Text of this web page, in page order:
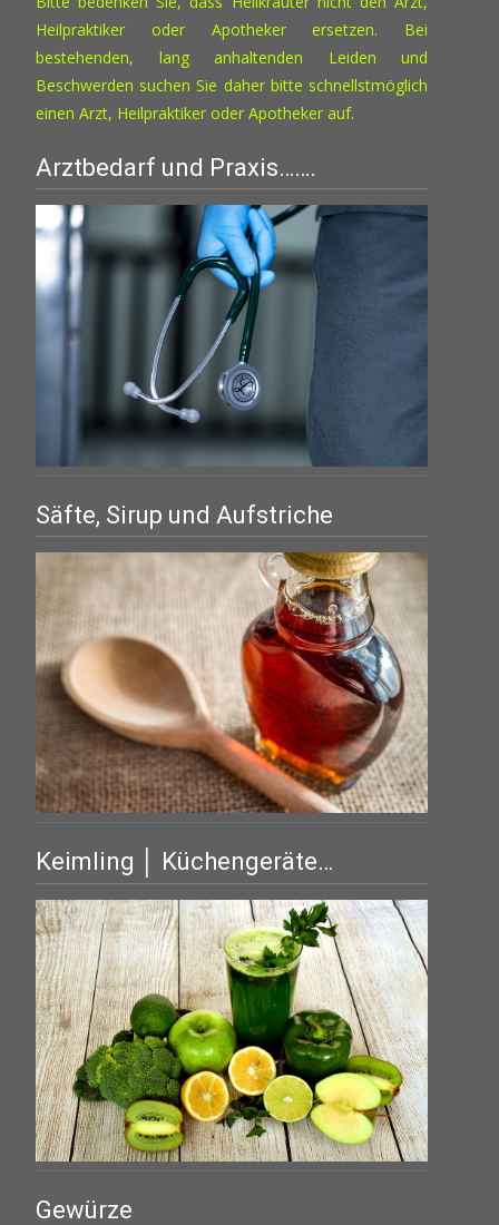
der
werden
Heilpraktiker oder Apotheker ersetzen. Bei
bestehenden, lang anhaltenden Leiden und
Beschwerden suchen Sie daher bitte schnellstmöglich
einen Arzt, Heilpraktiker oder Apotheker auf.
Arztbedarf und Praxis…….
Säfte, Sirup und Aufstriche
Keimling │ Küchengeräte…
Gewürze